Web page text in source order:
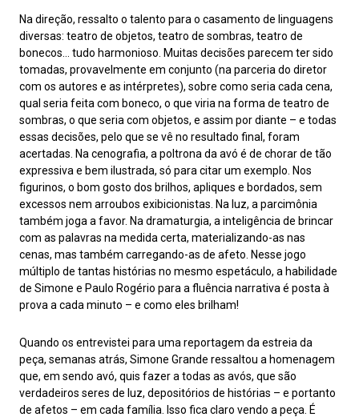
Na direção, ressalto o talento para o casamento de linguagens
diversas: teatro de objetos, teatro de sombras, teatro de
bonecos… tudo harmonioso. Muitas decisões parecem ter sido
tomadas, provavelmente em conjunto (na parceria do diretor
com os autores e as intérpretes), sobre como seria cada cena,
qual seria feita com boneco, o que viria na forma de teatro de
sombras, o que seria com objetos, e assim por diante – e todas
essas decisões, pelo que se vê no resultado final, foram
acertadas. Na cenografia, a poltrona da avó é de chorar de tão
expressiva e bem ilustrada, só para citar um exemplo. Nos
figurinos, o bom gosto dos brilhos, apliques e bordados, sem
excessos nem arroubos exibicionistas. Na luz, a parcimônia
também joga a favor. Na dramaturgia, a inteligência de brincar
com as palavras na medida certa, materializando-as nas
cenas, mas também carregando-as de afeto. Nesse jogo
múltiplo de tantas histórias no mesmo espetáculo, a habilidade
de Simone e Paulo Rogério para a fluência narrativa é posta à
prova a cada minuto – e como eles brilham!
Quando os entrevistei para uma reportagem da estreia da
peça, semanas atrás, Simone Grande ressaltou a homenagem
que, em sendo avó, quis fazer a todas as avós, que são
verdadeiros seres de luz, depositórios de histórias – e portanto
de afetos – em cada família. Isso fica claro vendo a peça. É